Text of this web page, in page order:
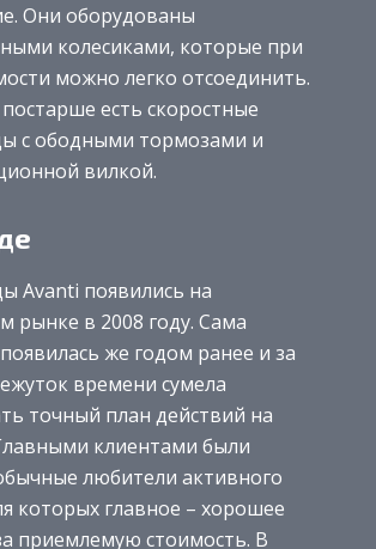
Они оборудованы
колесиками, которые при
можно легко отсоединить.
есть скоростные
с ободными тормозами и
вилкой.
Avanti появились на
рынке в 2008 году. Сама
же годом ранее и за
времени сумела
точный план действий на
клиентами были
любители активного
которых главное – хорошее
приемлемую стоимость. В